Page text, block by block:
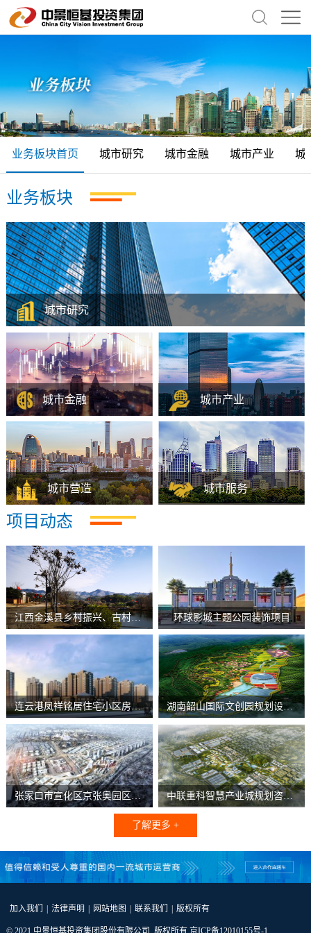
业务板块首页 城市研究 城市金融 城市产业 城
业务板块
城市研究
依托规划设计研究院、中国民族建筑研究会、厚德城市运营联盟
等，为城市、乡村运营项目进行策划，梳理发展脉络、把握运营
方向，助力提升城市新高度、描绘发展新蓝图。运用顶层设计，
构建城市产业运营平台以及产业IP集群。
城市金融
作为集团各分公司子公司业
务板块的桥梁，以城市运营
战略布局为引领，做好相关
项目投资落地以及配套资本
运作、融资孵化工作，使中
景恒基集团在投资项目资金
上闭合，股权价值提升，期
间辅以咨询业务获利。
城市产业
依托城市战略和功能布局，
以推进城市产业发展为目
标，通过招商引资和直接投
资的方式服务于城市运营项
目，有效解决城市建设后的
新兴技术产业、军民融合产
业等实体经济新增长点。
城市营造
城市营造秉持城市建设的全
产业链，以过硬的运营实力
赢得市场信任，并在新业
务、新工法、海外市场等方
面进行了积极探索，不断铸
就集团的荣誉勋章。获得“鲁
班奖”、“国家优质工程奖”、
“结构长城杯”等196多个奖
项。
城市服务
场化赋能改造，全面践行新
型城镇化、美丽乡村等国家
倡导方向。促进平台经济、
共享经济健康发展。 为智慧
交通、地下综合管廊、电梯
物联网、人居环境整治等提
供综合解决方案，负责落地
运营。
项目动态
江西金溪县乡村振兴、古村活化示范项目 环球影城主题公园装饰项目
连云港凤祥铭居住宅小区房地产开发项目 湖南韶山国际文创园规划设计项目
张家口市宣化区京张奥园区建设运营项目 中联重科智慧产业城规划咨询项目
了解更多 +
加入我们 | 法律声明 | 网站地图 | 联系我们 | 版权所有
© 2021 中景恒基投资集团股份有限公司 版权所有 京ICP备12010155号-1